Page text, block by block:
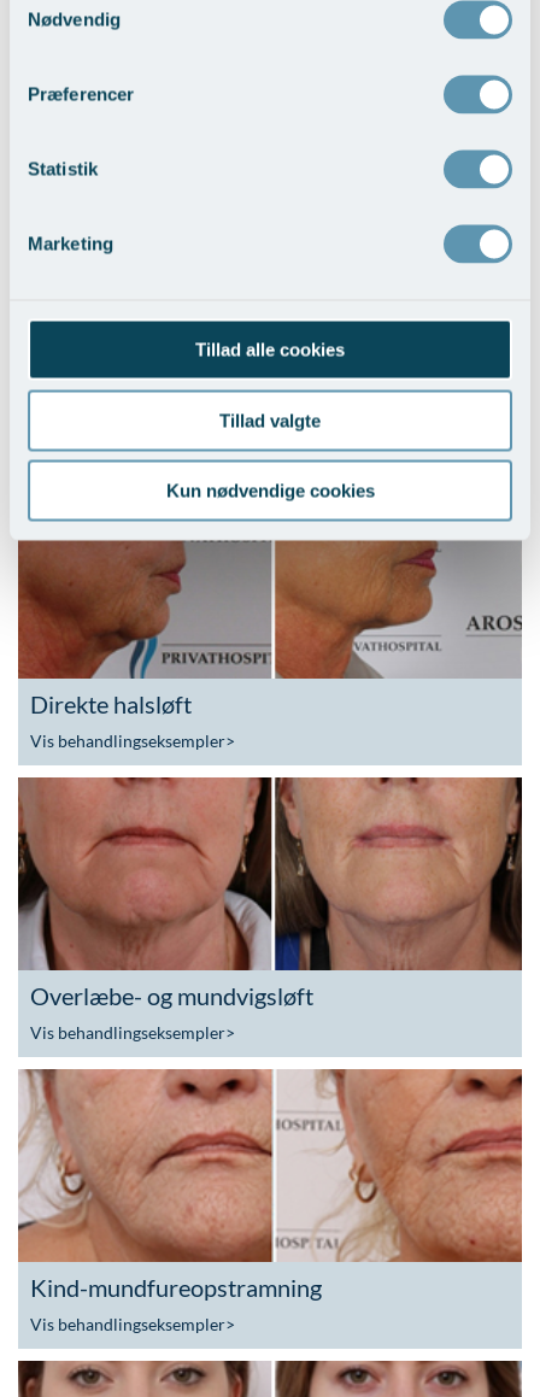
Nødvendig
Præferencer
Statistik
Marketing
Tillad alle cookies
Tillad valgte
Kun nødvendige cookies
Vis behandlingseksempler
Vis behandlingseksempler>
Direkte halsløft
Vis behandlingseksempler>
Overlæbe- og mundvigsløft
Vis behandlingseksempler>
Kind-mundfureopstramning
Vis behandlingseksempler>